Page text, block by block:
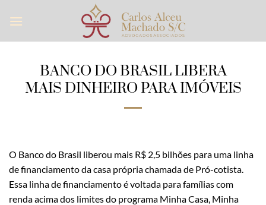
BANCO DO BRASIL LIBERA
MAIS DINHEIRO PARA IMÓVEIS
O Banco do Brasil liberou mais R$ 2,5 bilhões para uma linha
de financiamento da casa própria chamada de Pró-cotista.
Essa linha de financiamento é voltada para famílias com
renda acima dos limites do programa Minha Casa, Minha